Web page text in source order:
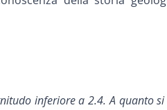
inferiore a 2.4. A quanto si